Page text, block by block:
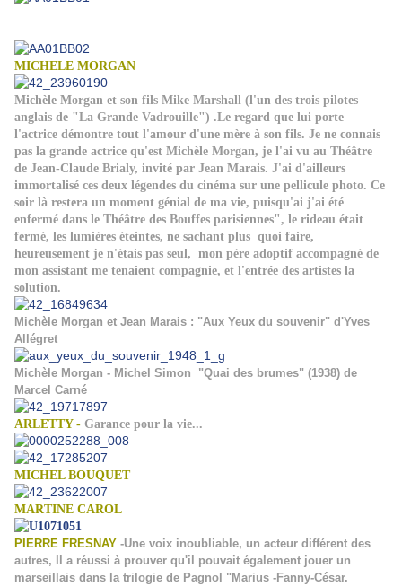
MICHELE MORGAN
Michèle Morgan et son fils Mike Marshall (l'un des trois pilotes
anglais de "La Grande Vadrouille") .Le regard que lui porte
l'actrice démontre tout l'amour d'une mère à son fils. Je ne connais
pas la grande actrice qu'est Michèle Morgan, je l'ai vu au Théâtre
de Jean-Claude Brialy, invité par Jean Marais. J'ai d'ailleurs
immortalisé ces deux légendes du cinéma sur une pellicule photo. Ce
soir là restera un moment génial de ma vie, puisqu'ai j'ai été
enfermé dans le Théâtre des Bouffes parisiennes", le rideau était
fermé, les lumières éteintes, ne sachant plus quoi faire,
heureusement je n'étais pas seul, mon père adoptif accompagné de
mon assistant me tenaient compagnie, et l'entrée des artistes la
solution.
Michèle Morgan et Jean Marais : "Aux Yeux du souvenir" d'Yves
Allégret
Michèle Morgan - Michel Simon "Quai des brumes" (1938) de
Marcel Carné
ARLETTY - Garance pour la vie...
MICHEL BOUQUET
MARTINE CAROL
PIERRE FRESNAY -Une voix inoubliable, un acteur différent des
autres, Il a réussi à prouver qu'il pouvait également jouer un
marseillais dans la trilogie de Pagnol "Marius -Fanny-César.